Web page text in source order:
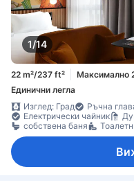
1/14
22 m²/237 ft² Максимално
Единични легла
Изглед: Град
Ръчна
Електрически чайник
собствена баня